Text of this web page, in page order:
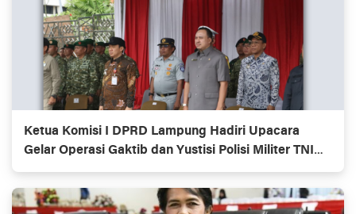
Ketua Komisi I DPRD Lampung Hadiri Upacara
Gelar Operasi Gaktib dan Yustisi Polisi Militer TNI
TA 2026